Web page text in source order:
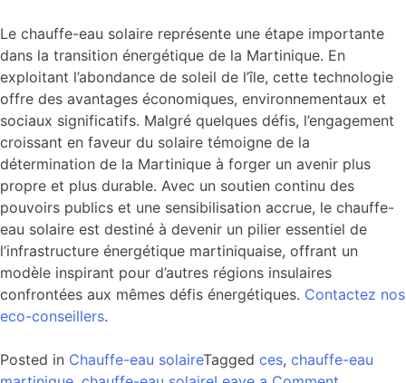
Le chauffe-eau solaire représente une étape importante
dans la transition énergétique de la Martinique. En
exploitant l’abondance de soleil de l’île, cette technologie
offre des avantages économiques, environnementaux et
sociaux significatifs. Malgré quelques défis, l’engagement
croissant en faveur du solaire témoigne de la
détermination de la Martinique à forger un avenir plus
propre et plus durable. Avec un soutien continu des
pouvoirs publics et une sensibilisation accrue, le chauffe-
eau solaire est destiné à devenir un pilier essentiel de
l’infrastructure énergétique martiniquaise, offrant un
modèle inspirant pour d’autres régions insulaires
confrontées aux mêmes défis énergétiques. Contactez nos
eco-conseillers.
Posted in Chauffe-eau solaireTagged ces, chauffe-eau